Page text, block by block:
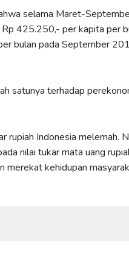
selama Maret-
425.250,- per kapita per
bulan pada September
satunya terhadap
rupiah Indonesia melemah.
nilai tukar mata uang
kehidupan